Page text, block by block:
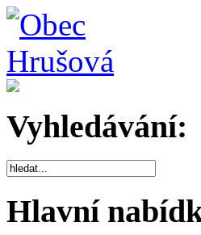
Vyhledávání:
Hlavní